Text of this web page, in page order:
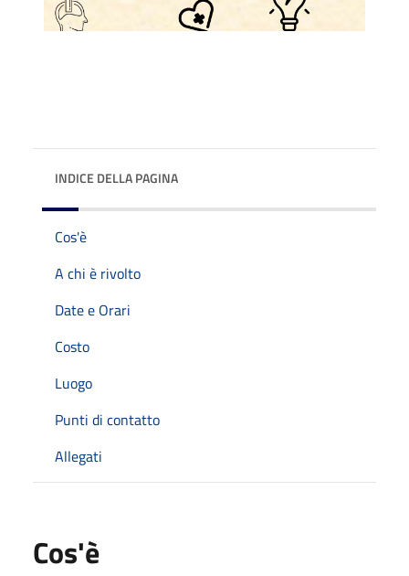
INDICE DELLA PAGINA
Cos'è
A chi è rivolto
Date e Orari
Costo
Luogo
Punti di contatto
Allegati
Cos'è